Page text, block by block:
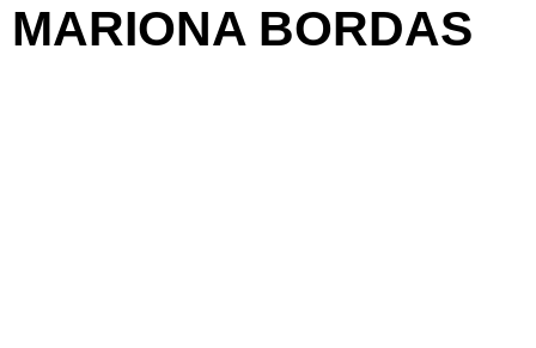
MARIONA BORDAS